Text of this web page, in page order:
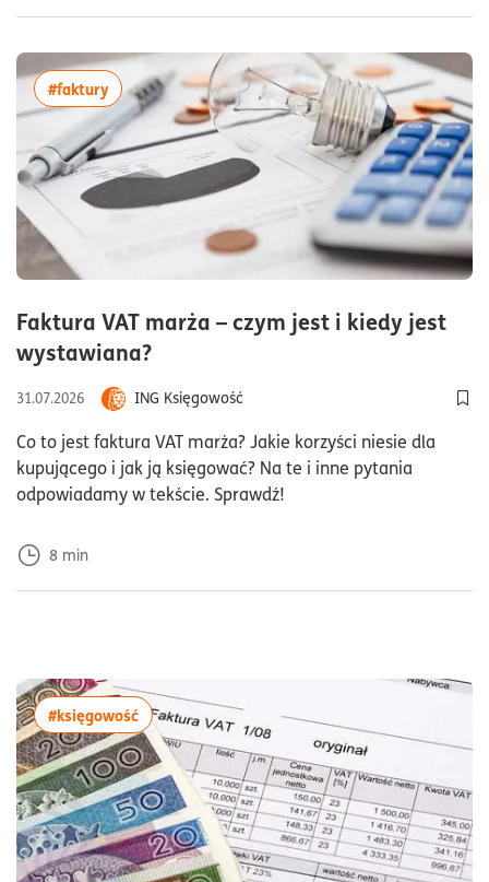
Faktura VAT marża – czym jest i kiedy jest
wystawiana?czas czytania8minuty
31.07.2026
ING Księgowość
Co to jest faktura VAT marża? Jakie korzyści niesie dla
kupującego i jak ją księgować? Na te i inne pytania
odpowiadamy w tekście. Sprawdź!
8 min
#fakturywięcej artykułów z tagiem:#faktury
#księgowośćwięcej artykułów z tagiem:#księgowość